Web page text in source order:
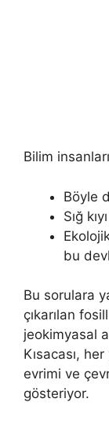
Bilim
Böyle
Sığ
bu
Bu sorulara
çıkarılan
jeokimyasal
Kısacası,
evrimi ve
gösteriyor.